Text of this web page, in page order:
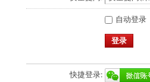
自动登录
登录
快捷登录: